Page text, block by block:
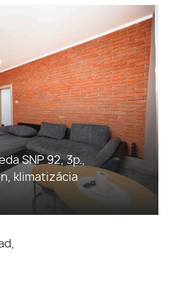
SNP 92, 3p.,
klimatizácia